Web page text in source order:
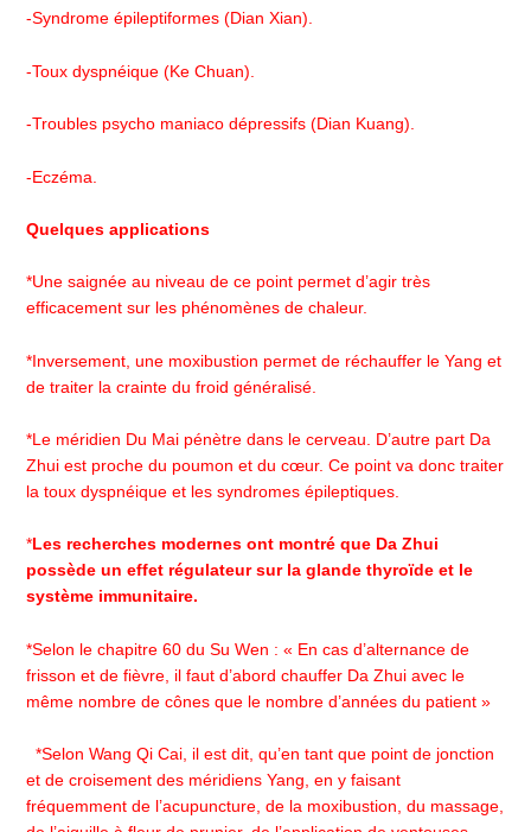
-Syndrome épileptiformes (Dian Xian).
-Toux dyspnéique (Ke Chuan).
-Troubles psycho maniaco dépressifs (Dian Kuang).
-Eczéma.
Quelques applications
*Une saignée au niveau de ce point permet d’agir très
efficacement sur les phénomènes de chaleur.
*Inversement, une moxibustion permet de réchauffer le Yang et
de traiter la crainte du froid généralisé.
*Le méridien Du Mai pénètre dans le cerveau. D’autre part Da
Zhui est proche du poumon et du cœur. Ce point va donc traiter
la toux dyspnéique et les syndromes épileptiques.
*Les recherches modernes ont montré que Da Zhui
possède un effet régulateur sur la glande thyroïde et le
système immunitaire.
*Selon le chapitre 60 du Su Wen : « En cas d’alternance de
frisson et de fièvre, il faut d’abord chauffer Da Zhui avec le
même nombre de cônes que le nombre d’années du patient »
*Selon Wang Qi Cai, il est dit, qu’en tant que point de jonction
et de croisement des méridiens Yang, en y faisant
fréquemment de l’acupuncture, de la moxibustion, du massage,